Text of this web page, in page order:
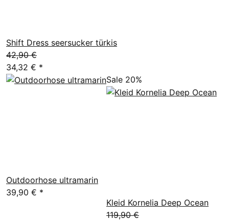
Shift Dress seersucker türkis
42,90 €
34,32 € *
Outdoorhose ultramarin
39,90 € *
Sale 20%
Kleid Kornelia Deep Ocean
119,90 €